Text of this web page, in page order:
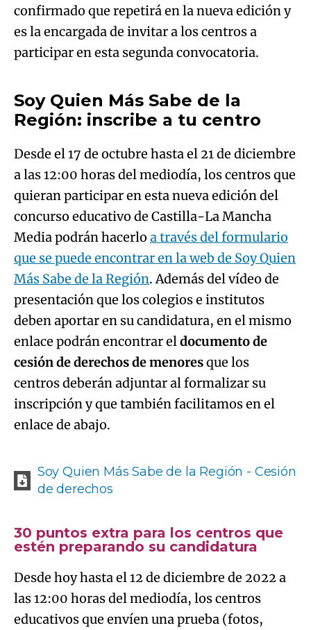
Try again
Soy Quien Más Sabe de la
Región: inscribe a tu centro
a las 12:00 horas del mediodía, los centros que
quieran participar en esta nueva edición del
concurso educativo de Castilla-La Mancha
Media podrán hacerlo a través del formulario
que se puede encontrar en la web de Soy Quien
Más Sabe de la Región . Además del vídeo de
presentación que los colegios e institutos
deben aportar en su candidatura, en el mismo
enlace podrán encontrar el documento de
cesión de derechos de menores que los
centros deberán adjuntar al formalizar su
inscripción y que también facilitamos en el
enlace de abajo.
Soy Quien Más Sabe de la Región - Cesión
de derechos
30 puntos extra para los centros que
estén preparando su candidatura
las 12:00 horas del mediodía, los centros
educativos que envíen una prueba (fotos,
vídeos...) de los preparativos de su candidatura
recibirán30 puntos extra en el primer
programa de Soy Quien Más Sabe de la Región.